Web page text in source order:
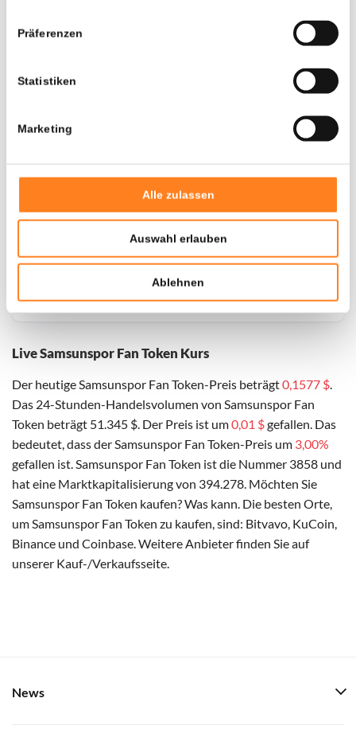
Präferenzen
Statistiken
Marketing
Alle zulassen
Auswahl erlauben
Ablehnen
Live Samsunspor Fan Token Kurs
Der heutige Samsunspor Fan Token-Preis beträgt0,1577 $.
Das 24-Stunden-Handelsvolumen von Samsunspor Fan
Token beträgt 51.345 $. Der Preis ist um0,01 $gefallen. Das
bedeutet, dass der Samsunspor Fan Token-Preis um 3,00%
gefallen ist. Samsunspor Fan Token ist die Nummer 3858 und
hat eine Marktkapitalisierung von 394.278. Möchten Sie
Samsunspor Fan Token kaufen? Was kann. Die besten Orte,
um Samsunspor Fan Token zu kaufen, sind: Bitvavo, KuCoin,
Binance und Coinbase. Weitere Anbieter finden Sie auf
unserer Kauf-/Verkaufsseite.
News